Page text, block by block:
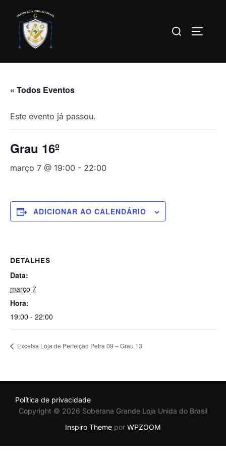
conteúdo
Pesquisar
« Todos Eventos
Este evento já passou.
Grau 16º
março 7 @ 19:00 - 22:00
ADICIONAR AO CALENDÁRIO
DETALHES
Data:
março 7
Hora:
19:00 - 22:00
Excelsa Loja de Perfeição Petra 09 – Grau 13
Política de privacidade
Copyright © 2026 Soberana Grande Loja Unida do Brasil
Inspiro Theme por WPZOOM